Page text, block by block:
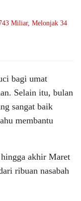
Miliar, Melonjak 34
bagi umat
Selain itu, bulan
sangat baik
membantu
akhir Maret
ribuan nasabah